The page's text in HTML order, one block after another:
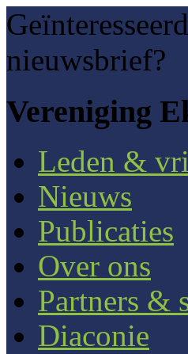
nieuwsbrief?
Vereniging
Leden &
Nieuws
Publicaties
Over ons
Partners &
Diaconie